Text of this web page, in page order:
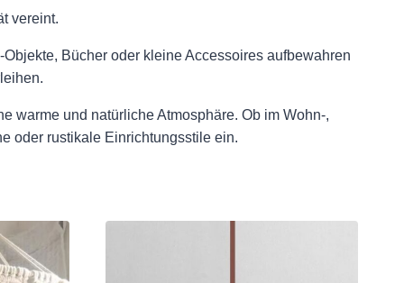
vereint.
Bücher oder kleine Accessoires aufbewahren
warme und natürliche Atmosphäre. Ob im Wohn-,
oder rustikale Einrichtungsstile ein.